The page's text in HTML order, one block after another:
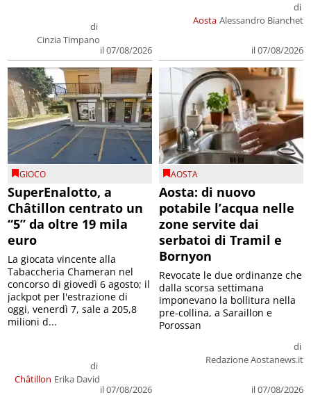
di
Cinzia Timpano
il 07/08/2026
Aosta
di
Alessandro Bianchet
il 07/08/2026
GIOCO
SuperEnalotto, a
Châtillon centrato un
“5” da oltre 19 mila
euro
Châtillon
di
Erika David
il 07/08/2026
La giocata vincente alla
Tabaccheria Chameran nel
concorso di giovedì 6 agosto; il
jackpot per l'estrazione di
oggi, venerdì 7, sale a 205,8
milioni d...
AOSTA
Aosta: di nuovo
potabile l’acqua nelle
zone servite dai
serbatoi di Tramil e
Bornyon
di
Redazione Aostanews.it
il 07/08/2026
Revocate le due ordinanze che
dalla scorsa settimana
imponevano la bollitura nella
pre-collina, a Saraillon e
Porossan